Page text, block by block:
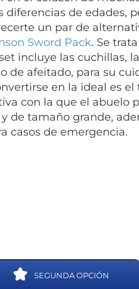
de edades,
un par de
Sword Pack. Se
incluye las cuchillas,
de afeitado, para su
en la ideal es el
con la que el abuelo
de tamaño grande,
casos de emergencia.
SEGUNDA OPCIÓN